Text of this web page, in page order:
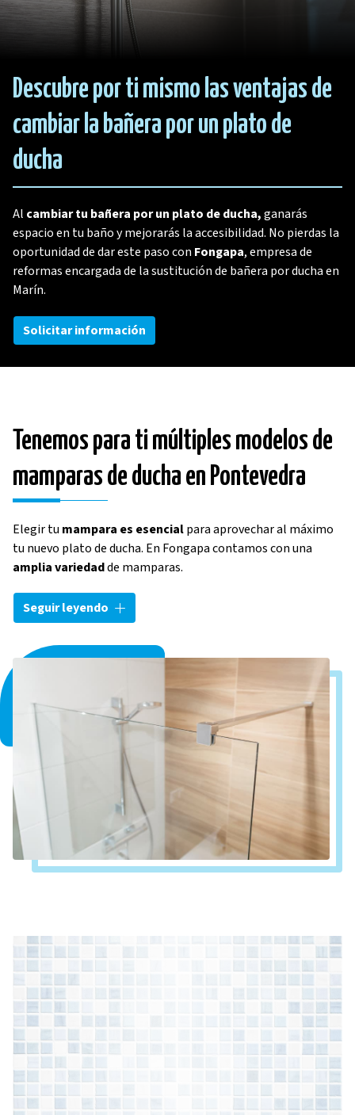
Descubre por ti mismo las ventajas de
cambiar la bañera por un plato de
ducha
Al cambiar tu bañera por un plato de ducha,ganarás
espacio en tu baño y mejorarás la accesibilidad. No pierdas la
oportunidad de dar este paso con Fongapa, empresa de
reformas encargada de la sustitución de bañera por ducha en
Marín.
Solicitar información
Tenemos para ti múltiples modelos de
mamparas de ducha en Pontevedra
Elegir tu mampara es esencialpara aprovechar al máximo
tu nuevo plato de ducha. En Fongapa contamos con una
amplia variedadde mamparas.
Nos adaptamos a cualquier estilo y espacio
asegurándonos de que encuentres la opción perfecta para tu
mamparas correderas o mamparas enrollables, que
aportan flexibilidad y un diseño moderno. Sea cual sea el
tamaño o la distribución de tu baño, enFongapa
encontrarás la mampara en Marín, perfecta para combinar
con tu nuevo plato de ducha.
Seguir leyendo